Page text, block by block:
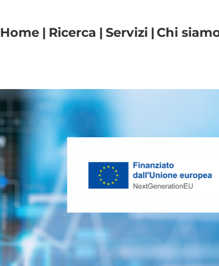
Navigazione principale
Home Ricerca Servizi Chi